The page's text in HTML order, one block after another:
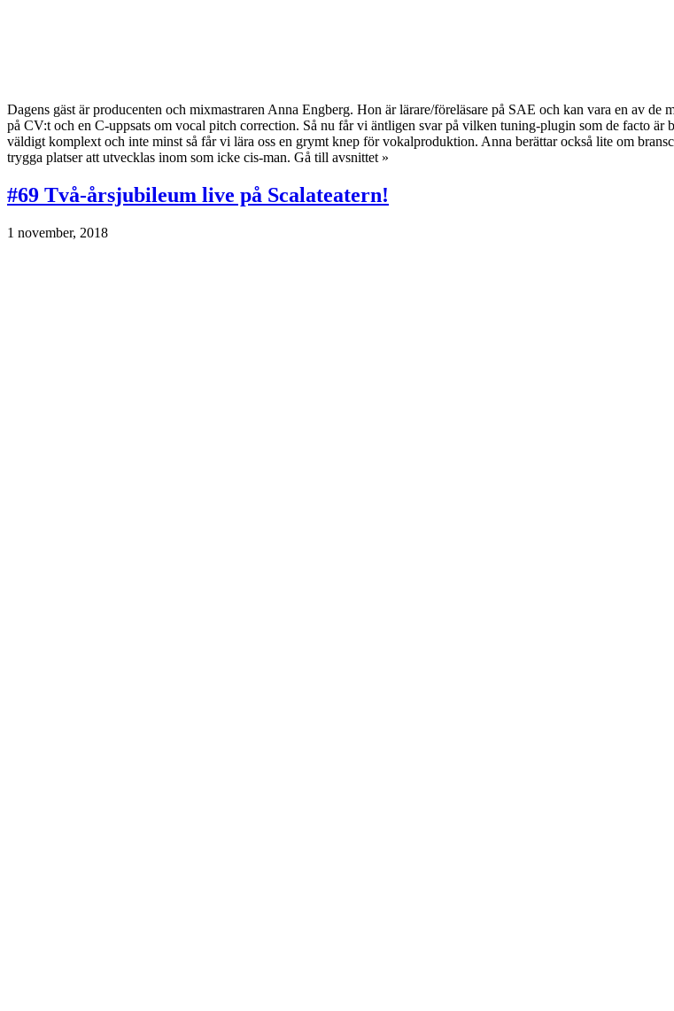
Dagens gäst är producenten och mixmastraren Anna Engberg. Hon är lärare/föreläsare på SAE och kan vara en av
på CV:t och en C-uppsats om vocal pitch correction. Så nu får vi äntligen svar på vilken tuning-plugin som de facto är
väldigt komplext och inte minst så får vi lära oss en grymt knep för vokalproduktion. Anna berättar också lite om
trygga platser att utvecklas inom som icke cis-man. Gå till avsnittet »
#69 Två-årsjubileum live på Scalateatern!
1 november, 2018